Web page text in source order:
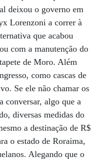
deixou o governo em
Lorenzoni a correr à
que acabou
com a manutenção do
de Moro. Além
como cascas de
Se ele não chamar os
conversar, algo que a
diversas medidas do
a destinação de R$
o estado de Roraima,
Alegando que o